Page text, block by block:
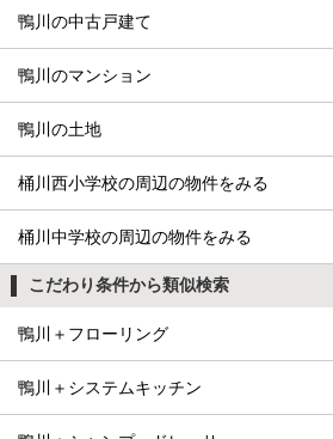
鴨川の中古戸建て
鴨川のマンション
鴨川の土地
桶川西小学校の周辺の物件をみる
桶川中学校の周辺の物件をみる
こだわり条件から類似検索
鴨川＋フローリング
鴨川＋システムキッチン